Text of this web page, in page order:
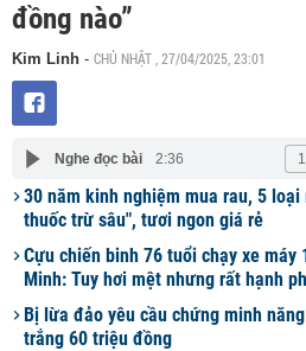
đồng nào”
Kim Linh - CHỦ NHẬT , 27/04/2025, 23:01
Nghe đọc bài 2:36
30 năm kinh nghiệm mua rau, 5
thuốc trừ sâu", tươi ngon giá rẻ
Cựu chiến binh 76 tuổi chạy xe máy
Minh: Tuy hơi mệt nhưng rất hạnh
Bị lừa đảo yêu cầu chứng minh
trắng 60 triệu đồng